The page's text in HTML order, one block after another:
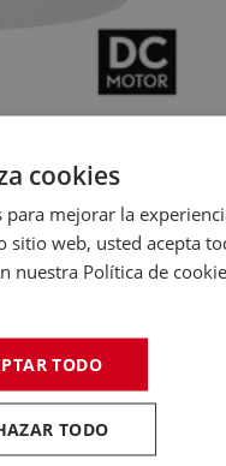
BLANCO -
0,00
reposición!
cookies
para mejorar la
sitio web, usted acepta
nuestra Política de
TODO
TODO